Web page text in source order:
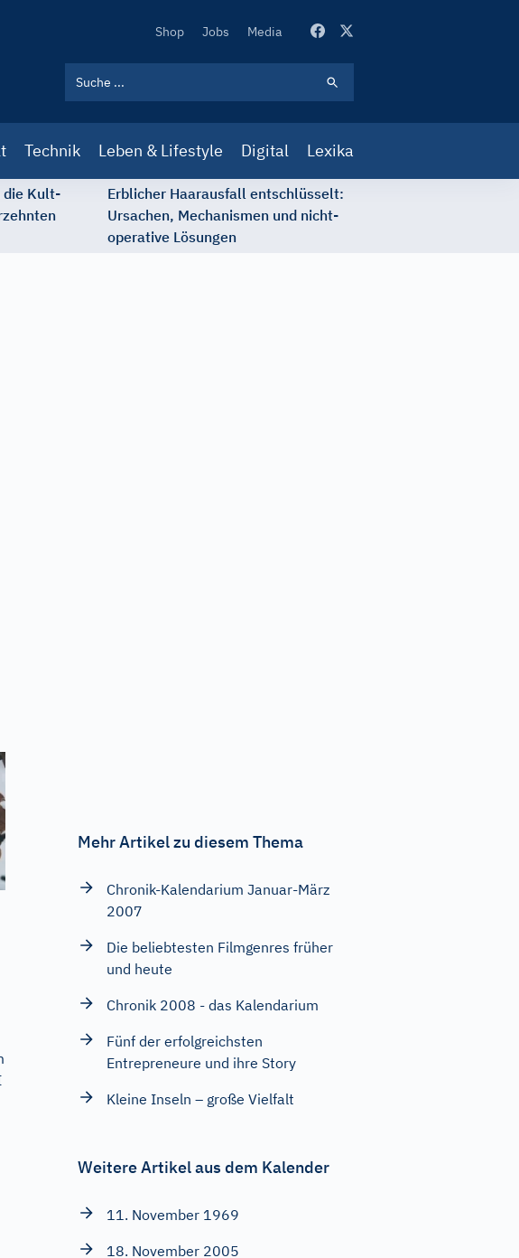
Secondary
Shop Jobs Media
Technik Leben & Lifestyle Digital Lexika
die Kult-
Erblicher Haarausfall entschlüsselt:
Ursachen, Mechanismen und nicht-
operative Lösungen
Mehr Artikel zu diesem Thema
Chronik-Kalendarium Januar-März
2007
Die beliebtesten Filmgenres früher
und heute
Chronik 2008 - das Kalendarium
Fünf der erfolgreichsten
Entrepreneure und ihre Story
Kleine Inseln – große Vielfalt
Weitere Artikel aus dem Kalender
11. November 1969
18. November 2005